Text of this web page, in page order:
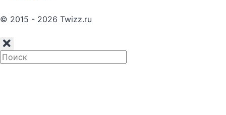
© 2015 - 2026 Twizz.ru